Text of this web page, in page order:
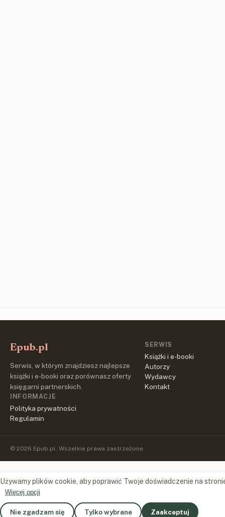
Epub.pl
Serwis, w którym znajdziesz najlepsze
książki i e-booki oraz porównasz oferty
księgarni partnerskich.
SERWIS
Książki i e-booki
Autorzy
Wydawcy
Kontakt
INFORMACJE
Polityka prywatności
Regulamin
© 2026 Epub.pl. Wszelkie prawa zastrzeżone.
Używamy plików cookie, aby poprawić Twoje doświadczenie na
Więcej opcji
Nie zgadzam się Tylko wybrane Zaakceptuj